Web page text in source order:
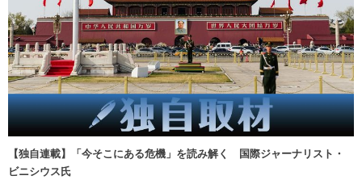
【独自連載】「今そこにある危機」を読み解く 国際ジャーナリスト・
ビニシウス氏